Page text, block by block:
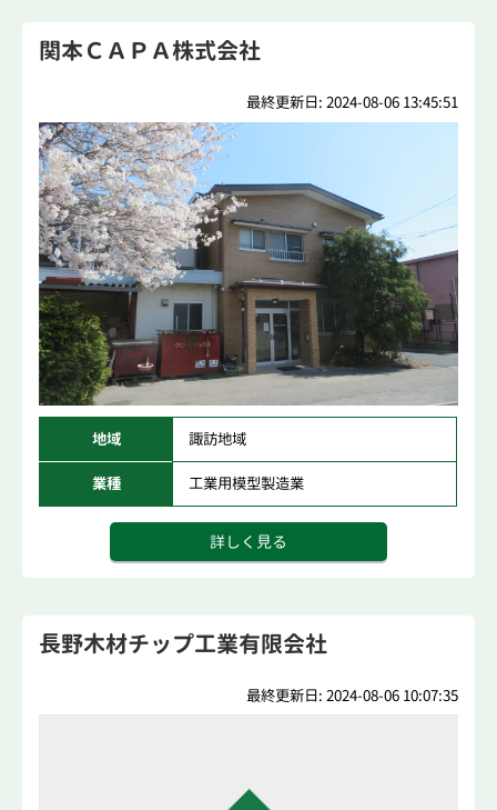
関本ＣＡＰＡ株式会社
最終更新日: 2024-08-06 13:45:51
地域 諏訪地域
業種 工業用模型製造業
詳しく見る
長野木材チップ工業有限会社
最終更新日: 2024-08-06 10:07:35